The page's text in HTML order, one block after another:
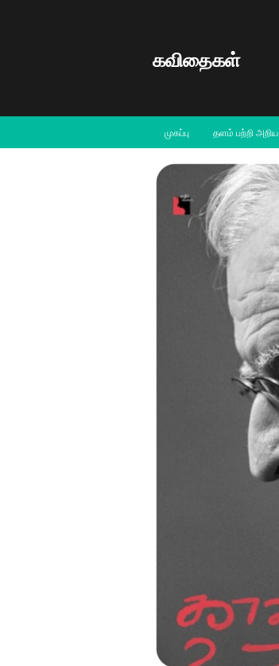
கவிதைகள்
முகப்பு தளம் பற்றி அறிய